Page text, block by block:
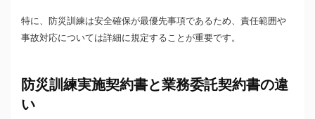
特に、防災訓練は安全確保が最優先事項であるため、責任範囲や
事故対応については詳細に規定することが重要です。
防災訓練実施契約書と業務委託契約書の違
い